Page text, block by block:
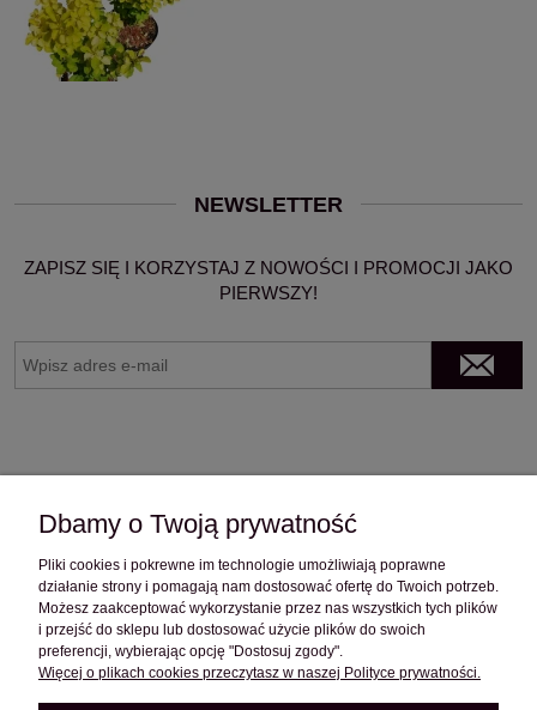
NEWSLETTER
ZAPISZ SIĘ I KORZYSTAJ Z NOWOŚCI I PROMOCJI JAKO
PIERWSZY!
OBSŁUGA KLIENTA
POMOC
Dbamy o Twoją prywatność
Pliki cookies i pokrewne im technologie umożliwiają poprawne
działanie strony i pomagają nam dostosować ofertę do Twoich potrzeb.
Możesz zaakceptować wykorzystanie przez nas wszystkich tych plików
i przejść do sklepu lub dostosować użycie plików do swoich
preferencji, wybierając opcję "Dostosuj zgody".
Więcej o plikach cookies przeczytasz w naszej Polityce prywatności.